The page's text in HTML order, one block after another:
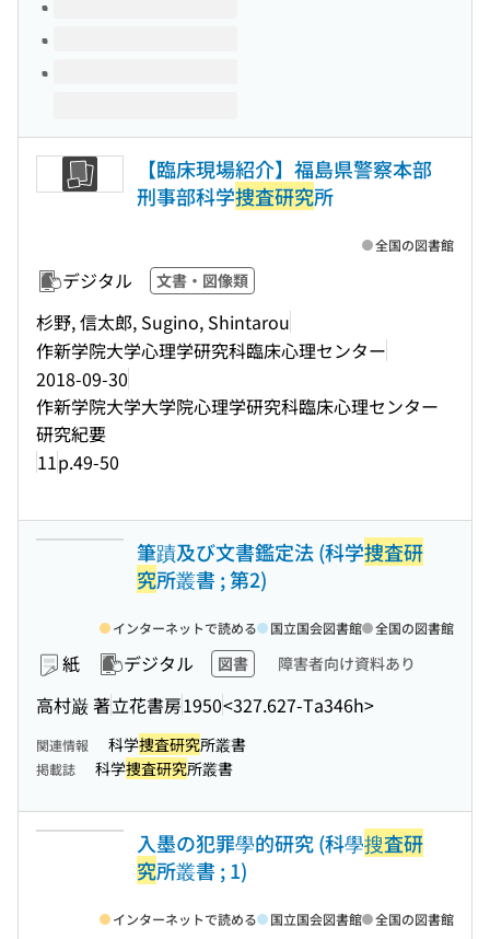
【臨床現場紹介】福島県警察本部
刑事部科学捜査研究所
デジタル 文書・図像類
杉野, 信太郎, Sugino, Shintarou
作新学院大学心理学研究科臨床心理センター
2018-09-30
作新学院大学大学院心理学研究科臨床心理センター
研究紀要
11p.49-50
全国の図書館
筆蹟及び文書鑑定法 (科学捜査研
究所叢書 ; 第2)
紙 デジタル 図書 障害者向け資料あり
高村巌 著立花書房1950<327.627-Ta346h>
インターネットで読める 国立国会図書館 全国の図書館
関連情報 科学捜査研究所叢書
掲載誌 科学捜査研究所叢書
入墨の犯罪學的研究 (科學搜査研
究所叢書 ; 1)
インターネットで読める 国立国会図書館 全国の図書館